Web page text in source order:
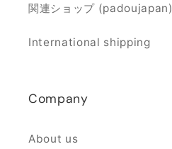
関連ショップ (padoujapan)
International shipping
Company
About us